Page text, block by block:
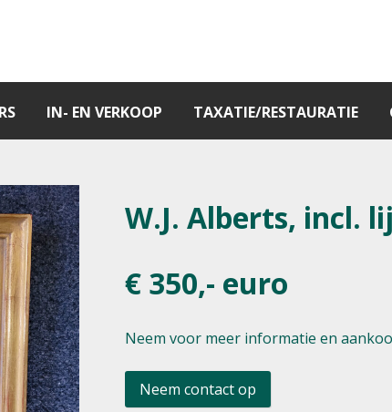
IN- EN VERKOOP TAXATIE/RESTAURATIE
W.J. Alberts, incl.
€ 350,- euro
Neem voor meer informatie en
Neem contact op